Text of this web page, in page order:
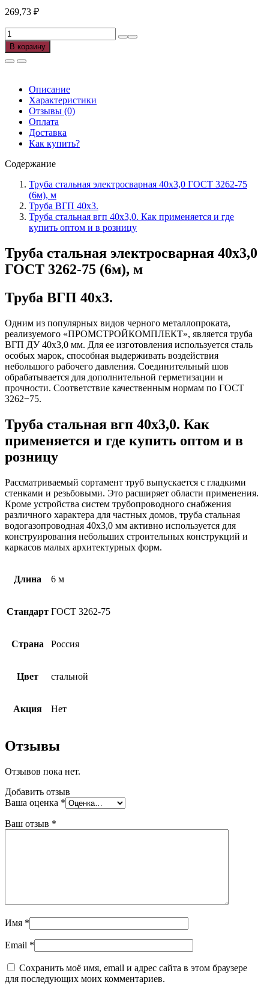
269,73 ₽
Количество
товара
Труба
э/
40х3,0
ГОСТ
3262-
(6м),
В корзину
Описание
Характеристики
Отзывы (0)
Оплата
Доставка
Как купить?
Содержание
Труба стальная электросварная 40х3,0 ГОСТ 3262-75
(6м), м
Труба ВГП 40х3.
Труба стальная вгп 40х3,0. Как применяется и где
купить оптом и в розницу
Труба стальная электросварная 40х3,0
ГОСТ 3262-75 (6м), м
Труба ВГП 40х3.
Одним из популярных видов черного металлопроката,
реализуемого «ПРОМСТРОЙКОМПЛЕКТ», является труба
ВГП ДУ 40х3,0 мм. Для ее изготовления используется сталь
особых марок, способная выдерживать воздействия
небольшого рабочего давления. Соединительный шов
обрабатывается для дополнительной герметизации и
прочности. Соответствие качественным нормам по ГОСТ
3262−75.
Труба стальная вгп 40х3,0. Как
применяется и где купить оптом и в
розницу
Рассматриваемый сортамент труб выпускается с гладкими
стенками и резьбовыми. Это расширяет области применения.
Кроме устройства систем трубопроводного снабжения
различного характера для частных домов, труба стальная
водогазопроводная 40х3,0 мм активно используется для
конструирования небольших строительных конструкций и
каркасов малых архитектурных форм.
Длина 6 м
Стандарт ГОСТ 3262-75
Страна Россия
Цвет стальной
Акция Нет
Отзывы
Отзывов пока нет.
Добавить отзыв
Ваша оценка *
Ваш отзыв *
Имя *
Email *
Сохранить моё имя, email и адрес сайта в этом браузере
для последующих моих комментариев.